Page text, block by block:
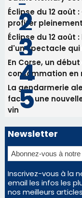
Éclipse du 12 août
profiter
Éclipse du 12 août
d'un spectacle qui
En Corse, un
consommation en
La gendarmerie
face à une
vin
Newsletter
Inscrivez-vous à la
email les infos les
nos meilleurs articles